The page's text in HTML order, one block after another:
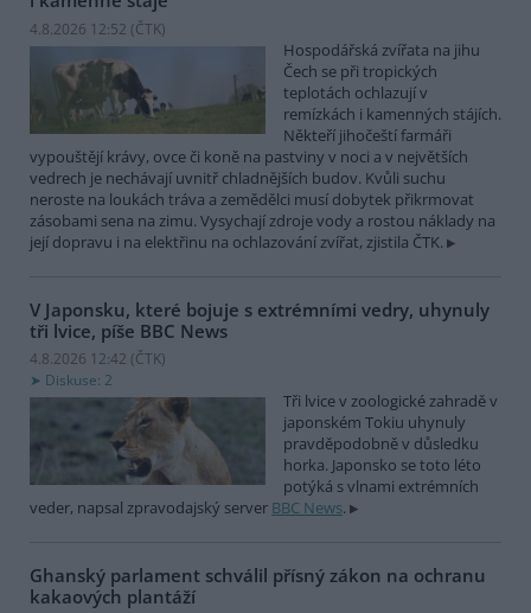
4.8.2026 12:52 (ČTK)
Hospodářská zvířata na jihu
Čech se při tropických
teplotách ochlazují v
remízkách i kamenných stájích.
Někteří jihočeští farmáři
vypouštějí krávy, ovce či koně na pastviny v noci a v největších
vedrech je nechávají uvnitř chladnějších budov. Kvůli suchu
neroste na loukách tráva a zemědělci musí dobytek přikrmovat
zásobami sena na zimu. Vysychají zdroje vody a rostou náklady na
její dopravu i na elektřinu na ochlazování zvířat, zjistila ČTK.
V Japonsku, které bojuje s extrémními vedry, uhynuly
tři lvice, píše BBC News
4.8.2026 12:42 (ČTK)
Diskuse: 2
Tři lvice v zoologické zahradě v
japonském Tokiu uhynuly
pravděpodobně v důsledku
horka. Japonsko se toto léto
potýká s vlnami extrémních
veder, napsal zpravodajský server BBC News.
Ghanský parlament schválil přísný zákon na ochranu
kakaových plantáží